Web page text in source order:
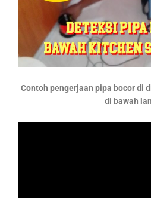
Contoh pengerjaan pipa bocor di
di bawah